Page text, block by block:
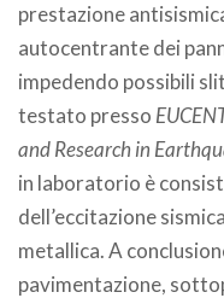
prestazione
autocentrante dei
impedendo possibili
testato presso
and Research in
in laboratorio è
dell’eccitazione
metallica. A
pavimentazione,